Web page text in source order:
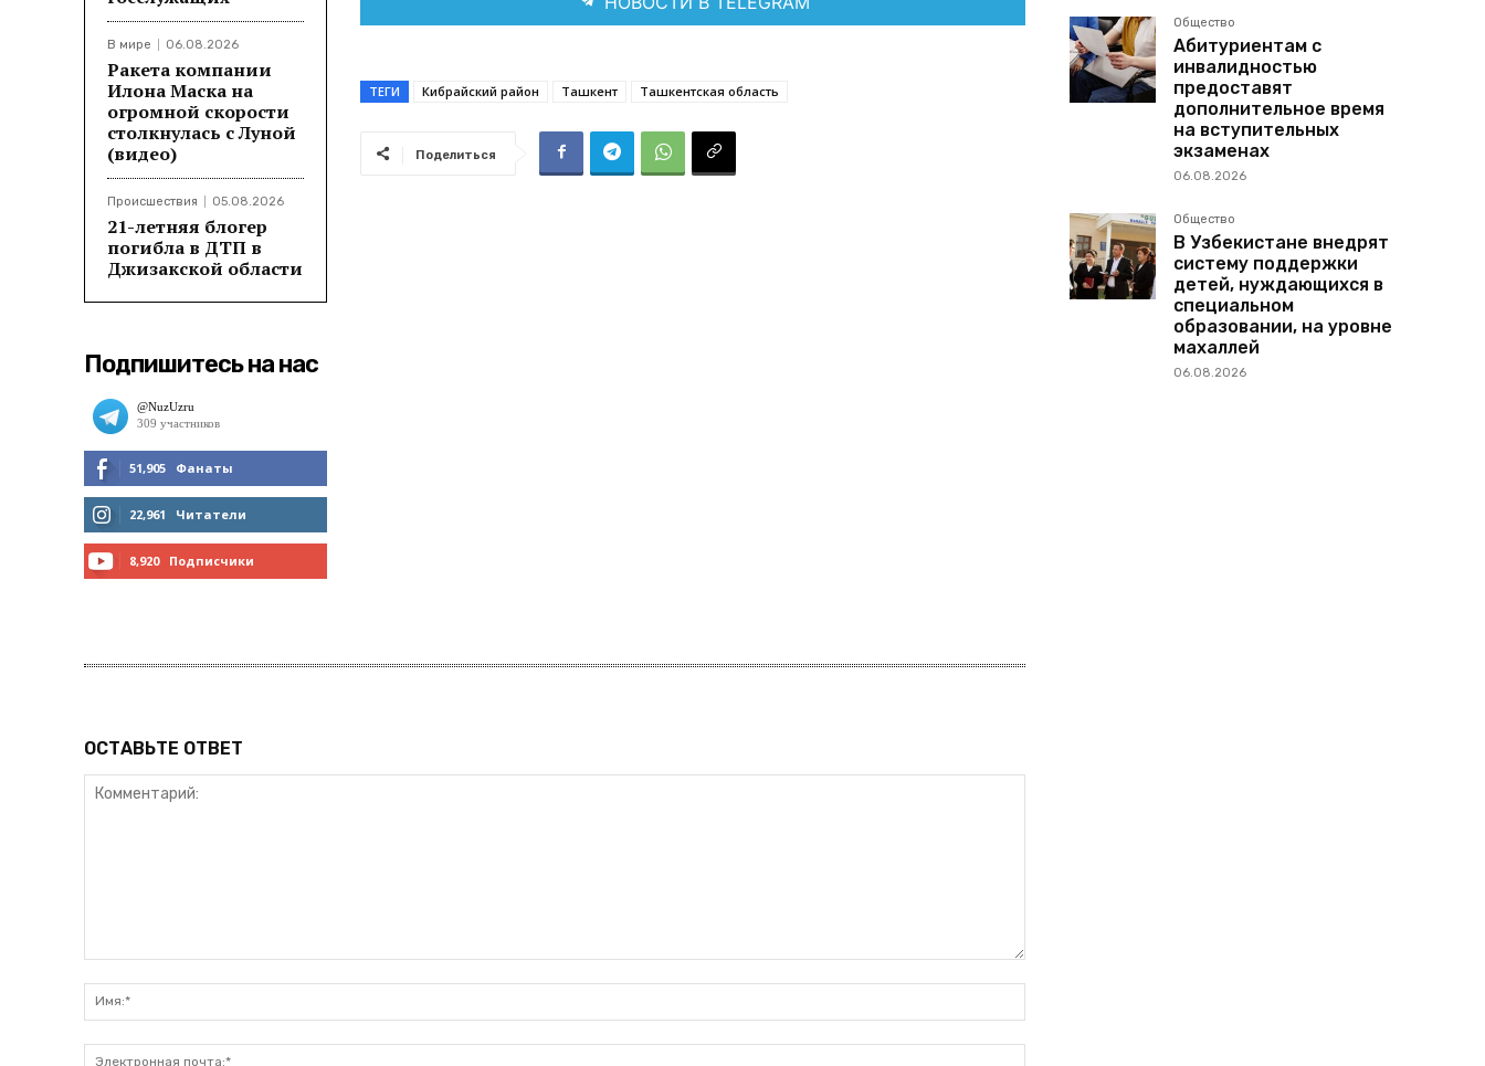
В мире 06.08.2026
Ракета компании
Илона Маска на
огромной скорости
столкнулась с Луной
(видео)
Происшествия 05.08.2026
21-летняя блогер
погибла в ДТП в
Джизакской области
Подпишитесь на нас
51,905 Фанаты
МНЕ НРАВИТСЯ
22,961 Читатели
8,920 Подписчики
ТЕГИ Кибрайский район Ташкент Ташкентская область
Поделиться
ОСТАВЬТЕ ОТВЕТ
Общество
Абитуриентам с
инвалидностью
предоставят
дополнительное время
на вступительных
экзаменах
06.08.2026
Общество
В Узбекистане внедрят
систему поддержки
детей, нуждающихся в
специальном
образовании, на уровне
махаллей
06.08.2026